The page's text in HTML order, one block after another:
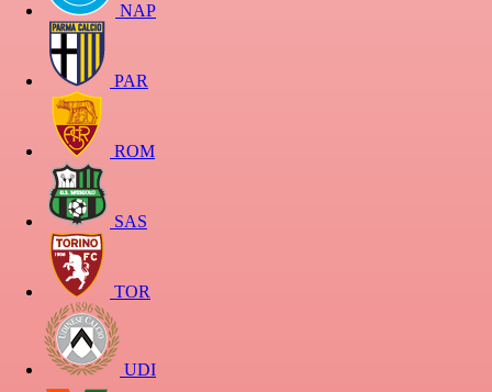
NAP
PAR
ROM
SAS
TOR
UDI